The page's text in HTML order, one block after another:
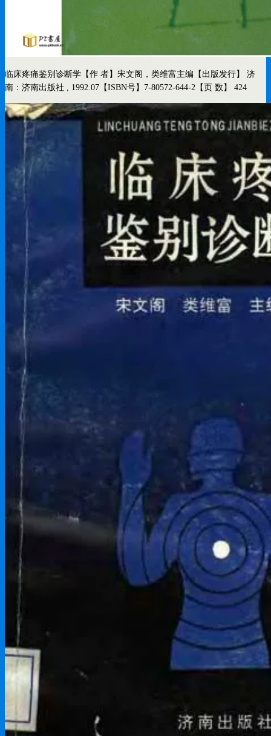
临床疼痛鉴别诊断学 【作 者】宋文阁，类维富主编 【出版发行】 济
南：济南出版社 , 1992.07 【ISBN号】7-80572-644-2 【页 数】 424